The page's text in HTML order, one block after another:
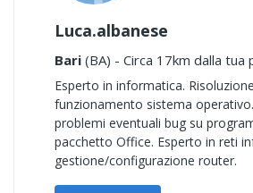
Luca.albanese
Bari (BA) - Circa 17km dalla tua
Esperto in informatica.
funzionamento sistema
problemi eventuali bug su
pacchetto Office. Esperto in reti
gestione/configurazione router.